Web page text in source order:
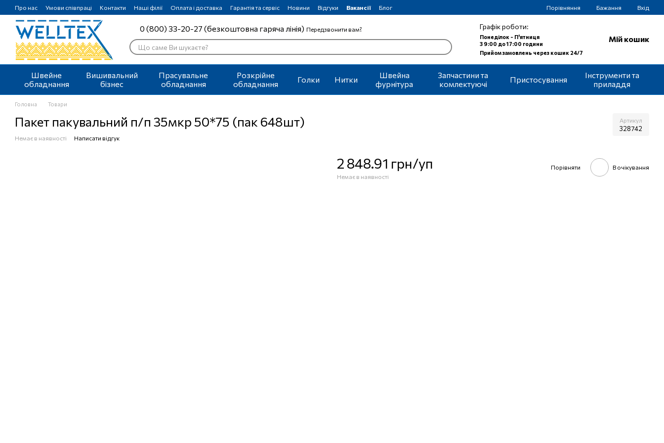
Перейти до основного контенту
Про нас Умови співпраці Контакти Наші філії Оплата і доставка Гарантія та сервіс Новини Відгуки Вакансії Блог Порівняння Бажання Вхід
0 (800) 33-20-27 (безкоштовна гаряча лінія) Передзвонити вам? Графік роботи:
Понеділок - П'ятниця
З 9:00 до 17:00 години
Прийом замовлень через кошик 24/7
Мій кошик
Швейне
обладнання
Вишивальний
бізнес
Прасувальне
обладнання
Розкрійне
обладнання
Голки Нитки
Швейна
фурнітура
Запчастини та
комлектуючі
Пристосування
Інструменти та
приладдя
Головна Товари
Пакет пакувальний п/п 35мкр 50*75 (пак 648шт) Артикул
328742
Немає в наявності Написати відгук
2 848.91 грн/уп
Немає в наявності
Порівняти В очікування